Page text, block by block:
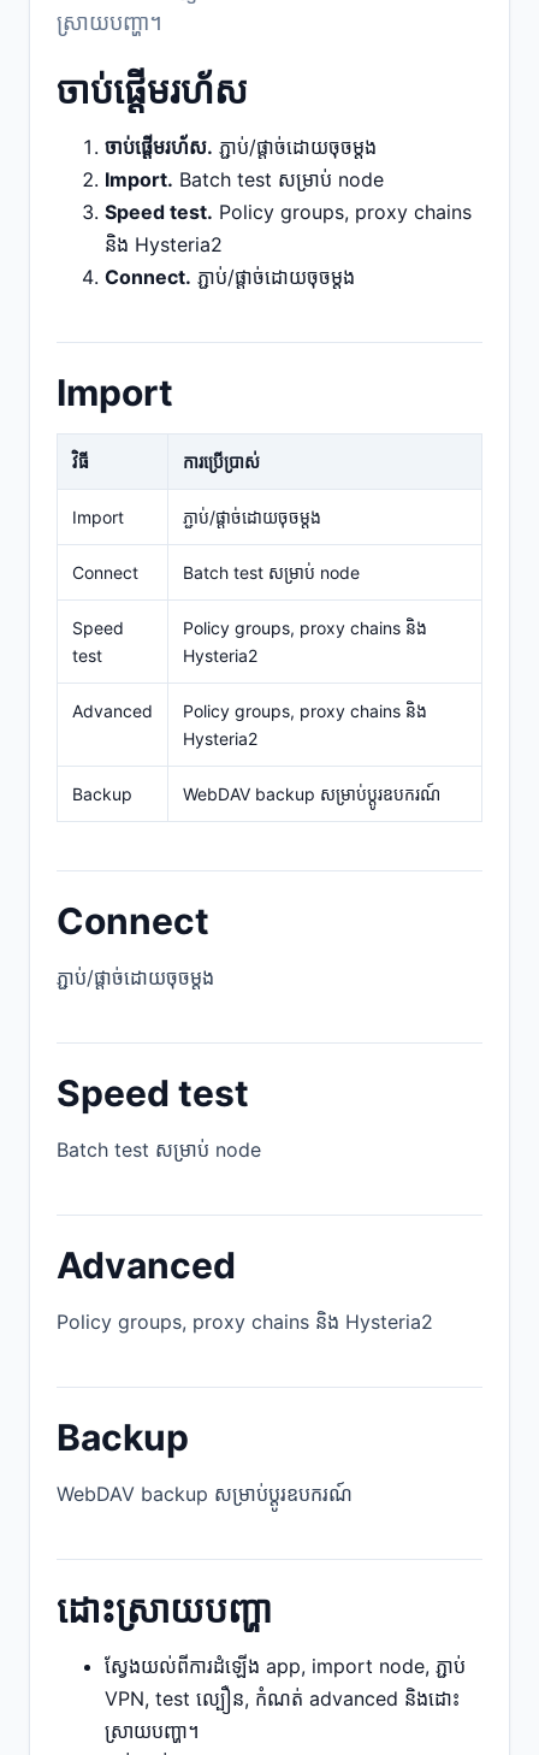
ស្រាយបញ្ហា។
ចាប់ផ្ដើមរហ័ស
ចាប់ផ្ដើមរហ័ស. ភ្ជាប់/ផ្តាច់ដោយចុចម្តង
Import. Batch test សម្រាប់ node
Speed test. Policy groups, proxy chains
និង Hysteria2
Connect. ភ្ជាប់/ផ្តាច់ដោយចុចម្តង
Import
វិធី ការប្រើប្រាស់
Import ភ្ជាប់/ផ្តាច់ដោយចុចម្តង
Connect Batch test សម្រាប់ node
Speed
test
Policy groups, proxy chains និង
Hysteria2
Advanced
Policy groups, proxy chains និង
Hysteria2
Backup WebDAV backup សម្រាប់ប្តូរឧបករណ៍
Connect
ភ្ជាប់/ផ្តាច់ដោយចុចម្តង
Speed test
Batch test សម្រាប់ node
Advanced
Policy groups, proxy chains និង Hysteria2
Backup
WebDAV backup សម្រាប់ប្តូរឧបករណ៍
ដោះស្រាយបញ្ហា
ស្វែងយល់ពីការដំឡើង app, import node, ភ្ជាប់
VPN, test ល្បឿន, កំណត់ advanced និងដោះ
ស្រាយបញ្ហា។